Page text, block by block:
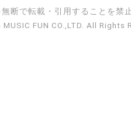
無断で転載・引用することを禁
FUN CO.,LTD.
All Rights